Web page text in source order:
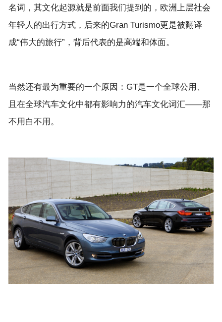
名词，其文化起源就是前面我们提到的，欧洲上层社会
年轻人的出行方式，后来的Gran Turismo更是被翻译
当然还有最为重要的一个原因：GT是一个全球公用、
且在全球汽车文化中都有影响力的汽车文化词汇——那